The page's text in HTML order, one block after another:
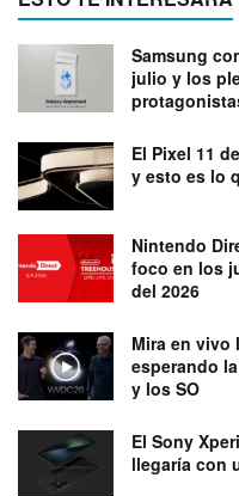
Samsung
julio y los
El Pixel 11
y esto es lo
Nintendo
foco en los
del 2026
Mira en vivo
esperando
y los SO
El Sony
llegaría con